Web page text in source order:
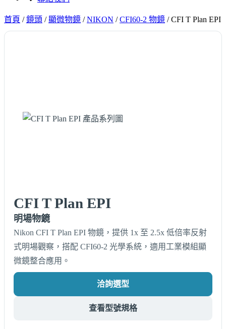
首頁 /鏡頭 /顯微物鏡 /NIKON /CFI60-2 物鏡 /CFI T Plan EPI
CFI T Plan EPI
明場物鏡
Nikon CFI T Plan EPI 物鏡，提供 1x 至 2.5x 低倍率反射
式明場觀察，搭配 CFI60-2 光學系統，適用工業模組顯
微鏡整合應用。
洽詢選型
查看型號規格